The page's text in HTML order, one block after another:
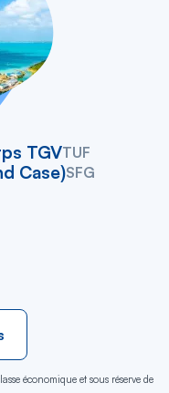
TGVTUF
Case)SFG
économique et sous réserve de